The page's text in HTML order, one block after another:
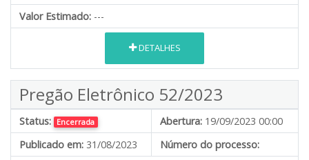
Valor Estimado: ---
DETALHES
Pregão Eletrônico 52/2023
Status: Encerrada Abertura: 19/09/2023 00:00
Publicado em: 31/08/2023
Número do processo: